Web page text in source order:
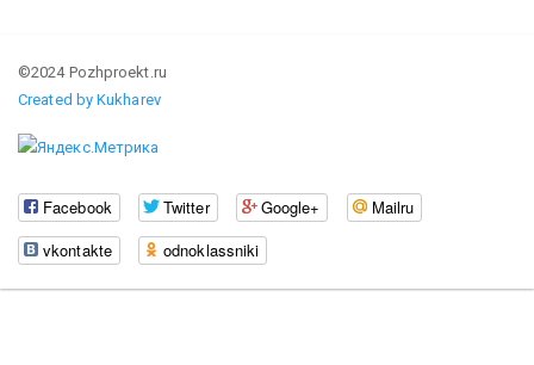
©2024 Pozhproekt.ru
Created by Kukharev
Facebook Twitter Google+
Mailru
vkontakte
odnoklassniki